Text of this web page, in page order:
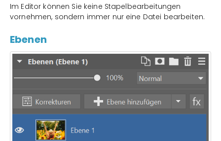
Im Editor können Sie keine Stapelbearbeitungen
vornehmen, sondern immer nur eine Datei bearbeiten.
Ebenen